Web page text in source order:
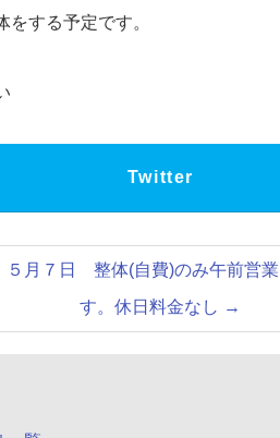
をする予定です。
Twitter
５月７日 整体(自費)のみ午前営
す。休日料金なし →